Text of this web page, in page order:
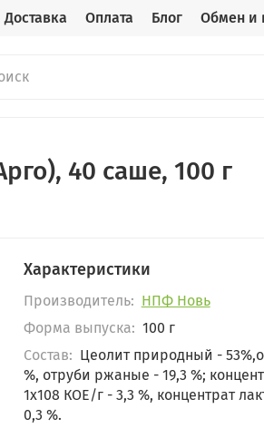
Доставка Оплата Блог Обмен и
40 саше, 100 г
Характеристики
Производитель: НПФ Новь
Форма выпуска: 100 г
Состав: Цеолит природный -
%, отруби ржаные - 19,3 %;
1x108 КОЕ/г - 3,3 %, концентрат
0,3 %.